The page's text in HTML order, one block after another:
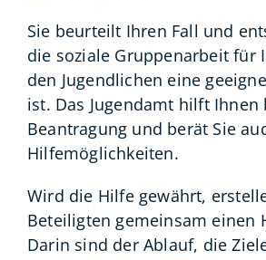
Sie beurteilt Ihren Fall und
die soziale Gruppenarbeit für
den Jugendlichen eine
ist. Das Jugendamt hilft Ihnen
Beantragung und berät Sie
Hilfemöglichkeiten.
Wird die Hilfe gewährt,
Beteiligten gemeinsam einen
Darin sind der Ablauf, die